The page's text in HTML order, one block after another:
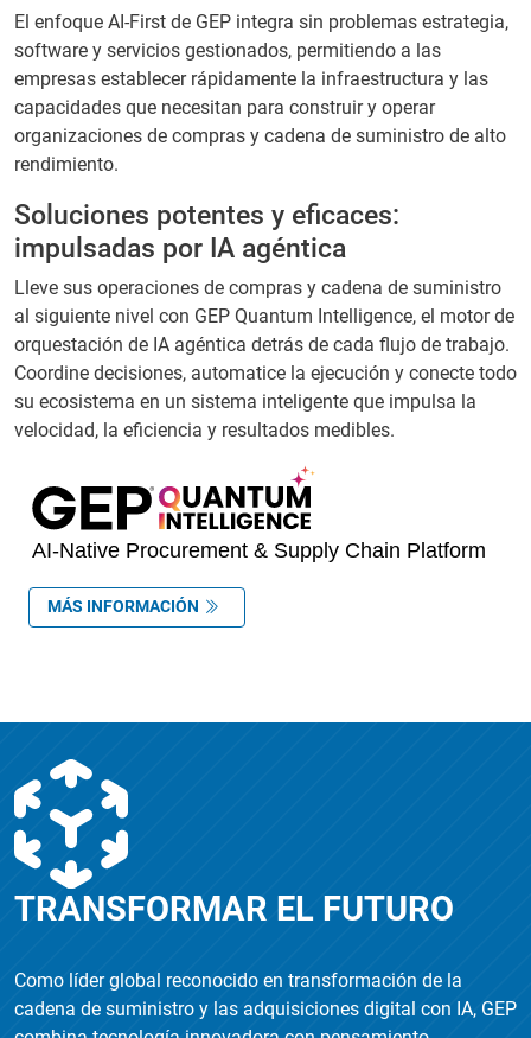
El enfoque AI-First de GEP integra sin problemas estrategia,
software y servicios gestionados, permitiendo a las
empresas establecer rápidamente la infraestructura y las
capacidades que necesitan para construir y operar
organizaciones de compras y cadena de suministro de alto
rendimiento.
Soluciones potentes y eficaces:
impulsadas por IA agéntica
Lleve sus operaciones de compras y cadena de suministro
al siguiente nivel con GEP Quantum Intelligence, el motor de
orquestación de IA agéntica detrás de cada flujo de trabajo.
Coordine decisiones, automatice la ejecución y conecte todo
su ecosistema en un sistema inteligente que impulsa la
velocidad, la eficiencia y resultados medibles.
MÁS INFORMACIÓN
TRANSFORMAR EL FUTURO
Como líder global reconocido en transformación de la
cadena de suministro y las adquisiciones digital con IA, GEP